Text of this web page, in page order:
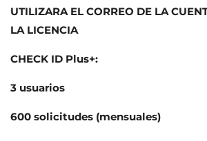
UTILIZARA EL CORREO DE LA
LA LICENCIA
CHECK ID Plus+:
3 usuarios
600 solicitudes (mensuales)